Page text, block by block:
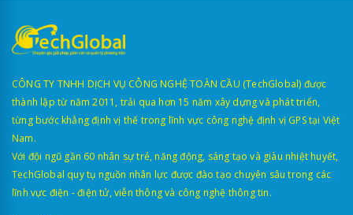
CÔNG TY TNHH DỊCH VỤ CÔNG NGHỆ TOÀN CẦU (TechGlobal) được
thành lập từ năm 2011, trải qua hơn 15 năm xây dựng và phát triển,
từng bước khẳng định vị thế trong lĩnh vực công nghệ định vị GPS tại Việt
Nam.
Với đội ngũ gần 60 nhân sự trẻ, năng động, sáng tạo và giàu nhiệt huyết,
TechGlobal quy tụ nguồn nhân lực được đào tạo chuyên sâu trong các
lĩnh vực điện - điện tử, viễn thông và công nghệ thông tin.